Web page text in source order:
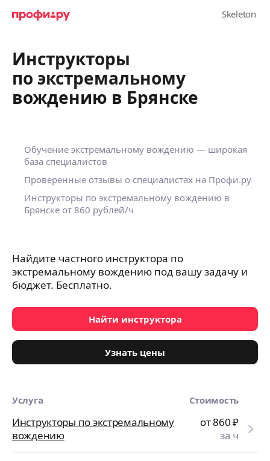
Инструкторы
по экстремальному
вождению в Брянске
Обучение экстремальному вождению — широкая
база специалистов
Проверенные отзывы о специалистах на Профи.ру
Инструкторы по экстремальному вождению в
Брянске от 860 рублей/ч
Найдите частного инструктора по
экстремальному вождению под вашу задачу и
бюджет. Бесплатно.
Найти инструктора
Узнать цены
Услуга Стоимость
Инструкторы по экстремальному
вождению
от 860₽
за ч